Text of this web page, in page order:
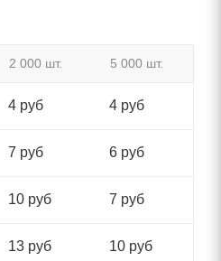
2 000 шт. 5 000 шт.
4 руб 4 руб
7 руб 6 руб
10 руб 7 руб
13 руб 10 руб